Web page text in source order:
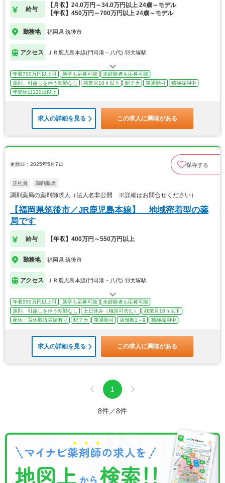
給与
【月収】24.0万円～34.0万円以上 24歳～モデル
【年収】450万円～700万円以上 24歳～モデル
勤務地 福岡県 筑後市
アクセス ＪＲ鹿児島本線(門司港－八代) 羽犬塚駅
年収700万円以上可 新卒も応募可能
未経験者も応募可能
原則、引越しを伴う転勤なし
残業月10ｈ以下 駅チカ 車通勤可
積極採用中
年間休日120日以上
求人の詳細を見る この求人に興味がある
更新日：2025年5月7日 保存する
正社員 調剤薬局
調剤薬局の薬剤師求人（法人名非公開 ※詳細はお問合せください）
【福岡県筑後市／JR鹿児島本線】 地域密着型の薬
局です
給与 【年収】400万円～550万円以上
勤務地 福岡県 筑後市
アクセス ＪＲ鹿児島本線(門司港－八代) 羽犬塚駅
年収550万円以上可 新卒も応募可能
未経験者も応募可能
原則、引越しを伴う転勤なし
土日休み（相談可含む）
残業月10ｈ以下
産休・育休取得実績有り
駅チカ 車通勤可 店舗数1～9 積極採用中
求人の詳細を見る この求人に興味がある
1
8件／8件